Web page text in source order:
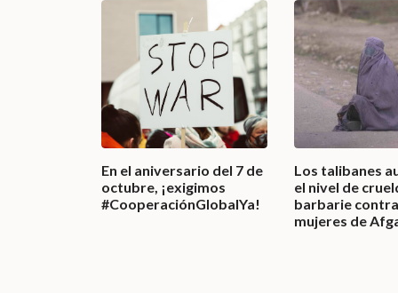
En el aniversario del 7 de
octubre, ¡exigimos
#CooperaciónGlobalYa!
Los talibanes
el nivel de
barbarie
mujeres de